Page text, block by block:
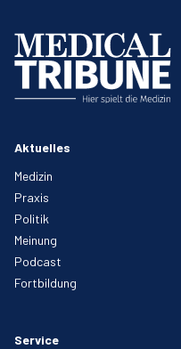
Aktuelles
Medizin
Praxis
Politik
Meinung
Podcast
Fortbildung
Service